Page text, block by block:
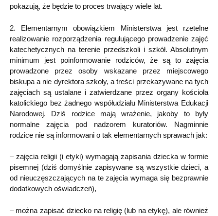
pokazują, że będzie to proces trwający wiele lat.
2. Elementarnym obowiązkiem Ministerstwa jest rzetelne
realizowanie rozporządzenia regulującego prowadzenie zajęć
katechetycznych na terenie przedszkoli i szkół. Absolutnym
minimum jest poinformowanie rodziców, że są to zajęcia
prowadzone przez osoby wskazane przez miejscowego
biskupa a nie dyrektora szkoły, a treści przekazywane na tych
zajęciach są ustalane i zatwierdzane przez organy kościoła
katolickiego bez żadnego współudziału Ministerstwa Edukacji
Narodowej. Dziś rodzice mają wrażenie, jakoby to były
normalne zajęcia pod nadzorem kuratoriów. Nagminnie
rodzice nie są informowani o tak elementarnych sprawach jak:
– zajęcia religii (i etyki) wymagają zapisania dziecka w formie
pisemnej (dziś domyślnie zapisywane są wszystkie dzieci, a
od nieuczęszczających na te zajęcia wymaga się bezprawnie
dodatkowych oświadczeń),
– można zapisać dziecko na religię (lub na etykę), ale również